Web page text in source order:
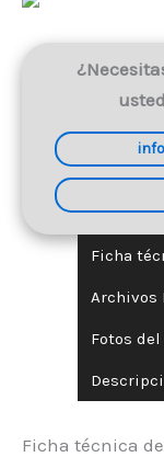
Ficha
Archivos
Fotos
Ficha técnica